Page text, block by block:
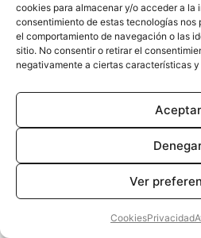
cookies para almacenar y/o acceder a la
consentimiento de estas tecnologías nos
el comportamiento de navegación o las
sitio. No consentir o retirar el
negativamente a ciertas características
Aceptar
Ver
CookiesPrivacidad